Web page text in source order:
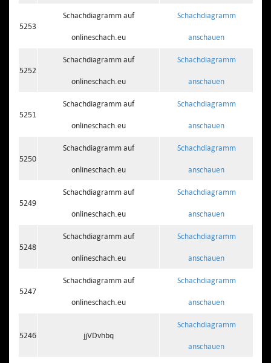
5253
Schachdiagramm auf
onlineschach.eu
Schachdiagramm
anschauen
5252
Schachdiagramm auf
onlineschach.eu
Schachdiagramm
anschauen
5251
Schachdiagramm auf
onlineschach.eu
Schachdiagramm
anschauen
5250
Schachdiagramm auf
onlineschach.eu
Schachdiagramm
anschauen
5249
Schachdiagramm auf
onlineschach.eu
Schachdiagramm
anschauen
5248
Schachdiagramm auf
onlineschach.eu
Schachdiagramm
anschauen
5247
Schachdiagramm auf
onlineschach.eu
Schachdiagramm
anschauen
5246 jjVDvhbq
Schachdiagramm
anschauen